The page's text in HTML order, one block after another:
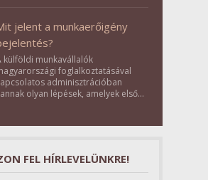
jelent a munkaerőigény
külföldi munkavállalók
foglalkoztatásával
adminisztrációban
olyan lépések, amelyek első
töltenek be az egész
FEL HÍRLEVELÜNKRE!